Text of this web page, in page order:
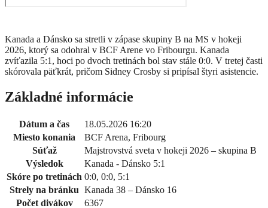
Kanada a Dánsko sa stretli v zápase skupiny B na MS v hokeji
2026, ktorý sa odohral v BCF Arene vo Fribourgu. Kanada
zvíťazila 5:1, hoci po dvoch tretinách bol stav stále 0:0. V tretej časti
skórovala päťkrát, pričom Sidney Crosby si pripísal štyri asistencie.
Základné informácie
Dátum a čas
18.05.2026 16:20
Miesto konania
BCF Arena, Fribourg
Súťaž
Majstrovstvá sveta v hokeji 2026 – skupina B
Výsledok
Kanada - Dánsko 5:1
Skóre po tretinách 0:0, 0:0, 5:1
Strely na bránku Kanada 38 – Dánsko 16
Počet divákov
6367